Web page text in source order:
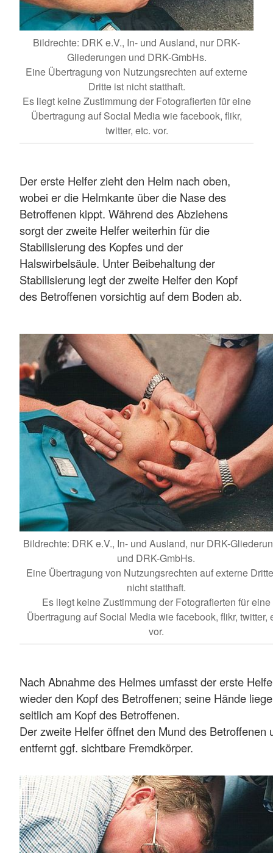
Bildrechte: DRK e.V., In- und Ausland, nur DRK-
Gliederungen und DRK-GmbHs.
Eine Übertragung von Nutzungsrechten auf externe
Dritte ist nicht statthaft.
Es liegt keine Zustimmung der Fotografierten für eine
Übertragung auf Social Media wie facebook, flikr,
twitter, etc. vor.
Der erste Helfer zieht den Helm nach oben,
wobei er die Helmkante über die Nase des
Betroffenen kippt. Während des Abziehens
sorgt der zweite Helfer weiterhin für die
Stabilisierung des Kopfes und der
Halswirbelsäule. Unter Beibehaltung der
Stabilisierung legt der zweite Helfer den Kopf
des Betroffenen vorsichtig auf dem Boden ab.
Bildrechte: DRK e.V., In- und Ausland, nur DRK-
und DRK-GmbHs.
Eine Übertragung von Nutzungsrechten auf externe
nicht statthaft.
Es liegt keine Zustimmung der Fotografierten für eine
Übertragung auf Social Media wie facebook, flikr, twitter,
vor.
Nach Abnahme des Helmes umfasst der erste
wieder den Kopf des Betroffenen; seine Hände
seitlich am Kopf des Betroffenen.
Der zweite Helfer öffnet den Mund des Betroffenen
entfernt ggf. sichtbare Fremdkörper.